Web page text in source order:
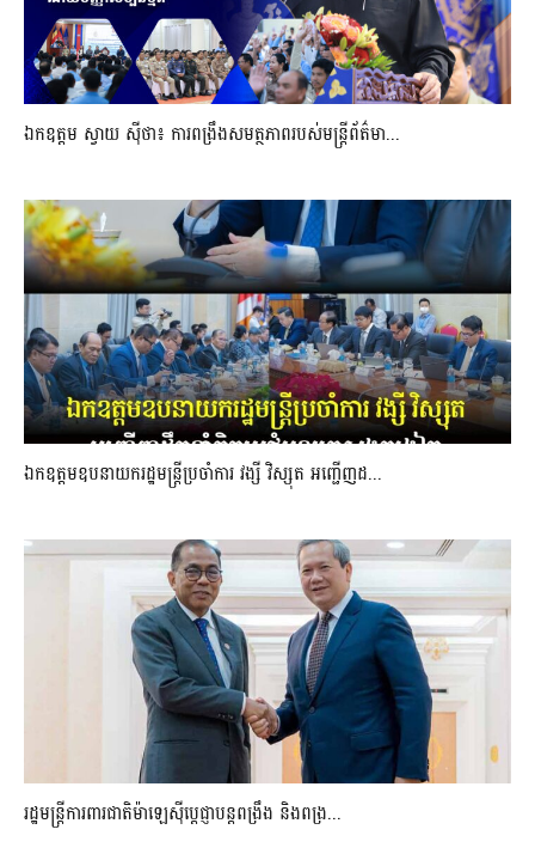
ឯកឧត្តម ស្វាយ ស៊ីថា៖ ការពង្រឹងសមត្ថភាពរបស់មន្ត្រីព័ត៌មា...
ឯកឧត្តមឧបនាយករដ្ឋមន្រ្តីប្រចាំការ វង្សី វិស្សុត អញ្ជើញដ...
រដ្ឋមន្ត្រីការពារជាតិម៉ាឡេស៊ីប្ដេជ្ញាបន្តពង្រឹង និងពង្រ...